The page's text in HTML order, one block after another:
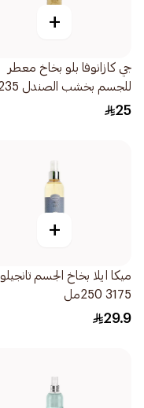
+
جي كازانوفا بلو بخاخ معطر
للجسم بخشب الصندل 235مل
25
+
ميكا ايلا بخاخ الجسم تانجيلو
3175 250مل
29.9